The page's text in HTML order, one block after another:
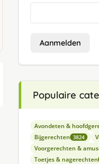
Aanmelden
Populaire
Avondeten &
Bijgerechten 3824
Voorgerechten &
Toetjes & nagerechten